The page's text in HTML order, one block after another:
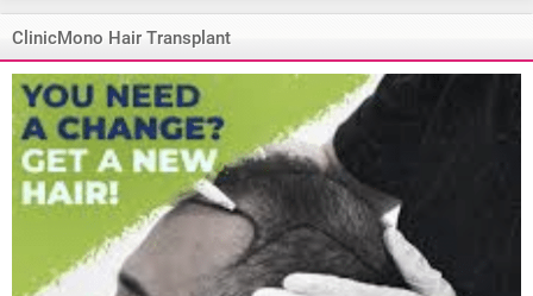
ClinicMono Hair Transplant